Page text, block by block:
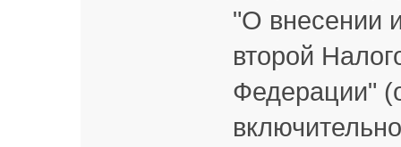
"О внесении
второй
Федерации"